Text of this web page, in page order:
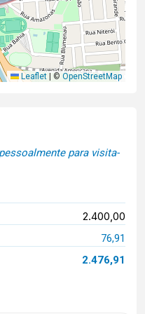
Leaflet © OpenStreetMap
para visita-
2.400,00
76,91
2.476,91